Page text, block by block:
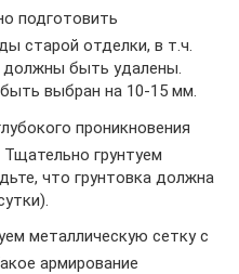
подготовить
старой отделки, в т.ч.
должны быть удалены.
выбран на 10-15 мм.
проникновения
Тщательно грунтуем
что грунтовка должна
металлическую сетку с
армирование